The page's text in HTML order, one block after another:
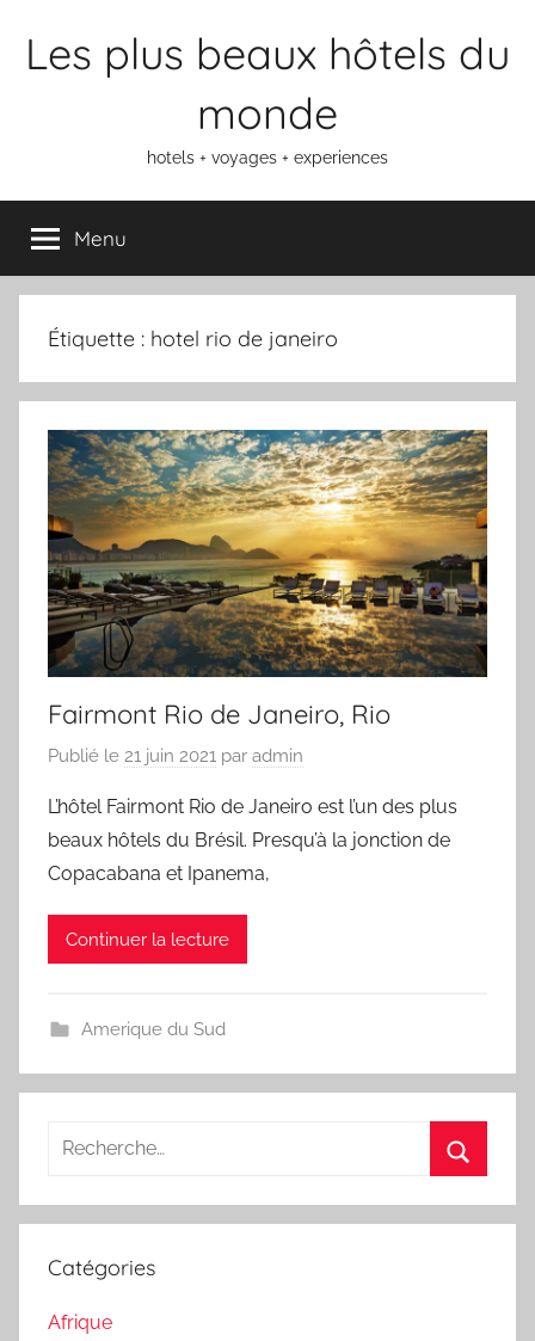
Les plus beaux hôtels du
monde
hotels + voyages + experiences
Menu
Étiquette : hotel rio de janeiro
Fairmont Rio de Janeiro, Rio
Publié le 21 juin 2021 par admin
L’hôtel Fairmont Rio de Janeiro est l’un des plus
beaux hôtels du Brésil. Presqu’à la jonction de
Copacabana et Ipanema,
Continuer la lecture
Amerique du Sud
Recherche
:
Catégories
Afrique